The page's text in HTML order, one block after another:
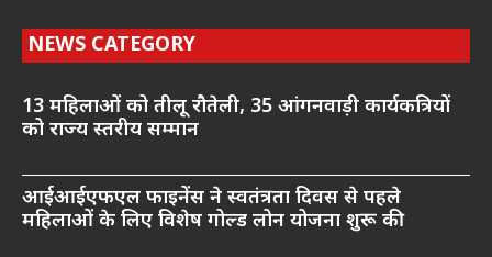
NEWS CATEGORY
13 महिलाओं को तीलू रौतेली, 35 आंगनवाड़ी कार्यकत्रियों
को राज्य स्तरीय सम्मान
आईआईएफएल फाइनेंस ने स्वतंत्रता दिवस से पहले
महिलाओं के लिए विशेष गोल्ड लोन योजना शुरू की